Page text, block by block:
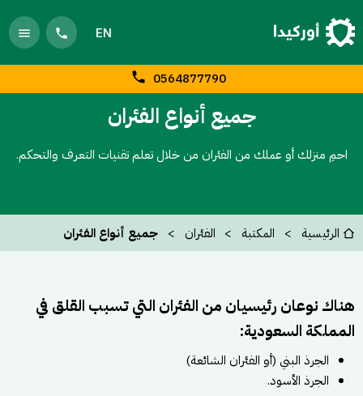
EN
0564877790
جميع أنواع الفئران
احمِ منزلك أو عملك من الفئران من خلال تعلم تقنيات التعرف والتحكم.
الرئيسية المكتبة الفئران جميع أنواع الفئران
هناك نوعان رئيسيان من الفئران التي تسبب القلق في
المملكة السعودية:
الجرذ البني (أو الفئران الشائعة)
الجرذ الأسود.